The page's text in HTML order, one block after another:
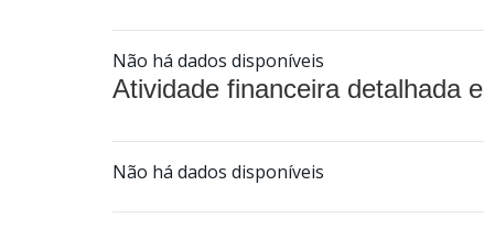
Não há dados disponíveis
Atividade financeira detalhada
Não há dados disponíveis